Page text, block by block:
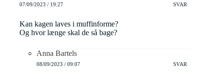
07/09/2023 / 19:27 SVAR
Kan kagen laves i muffinforme?
Og hvor længe skal de så bage?
Anna Bartels
08/09/2023 / 09:07 SVAR